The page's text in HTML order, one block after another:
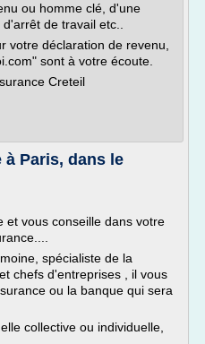
ou homme clé, d'une
de travail etc..
votre déclaration de revenu,
sont à votre écoute.
Creteil
Paris, dans le
et vous conseille dans votre
spécialiste de la
chefs d'entreprises , il vous
ou la banque qui sera
collective ou individuelle,